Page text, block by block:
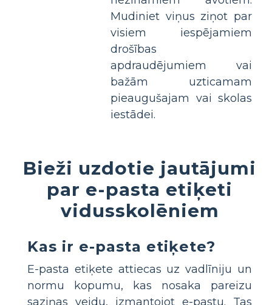
Mudiniet viņus ziņot par
visiem iespējamiem
drošības
apdraudējumiem vai
bažām uzticamam
pieaugušajam vai skolas
iestādei.
Bieži uzdotie jautājumi
par e-pasta etiķeti
vidusskolēniem
Kas ir e-pasta etiķete?
E-pasta etiķete attiecas uz vadlīniju un
normu kopumu, kas nosaka pareizu
saziņas veidu, izmantojot e-pastu. Tas